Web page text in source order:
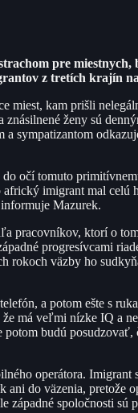
pre
z tretích krajín
kam prišli
ženy sú
sympatizantom
očí tomuto
imigrant mal celú
Mazurek.
pracovníkov, ktorí o
progresívcami
rokoch väzby ho
a potom ešte s
má veľmi nízke IQ a
potom budú
operátora.
ani do väzenia,
spoločnosti sú